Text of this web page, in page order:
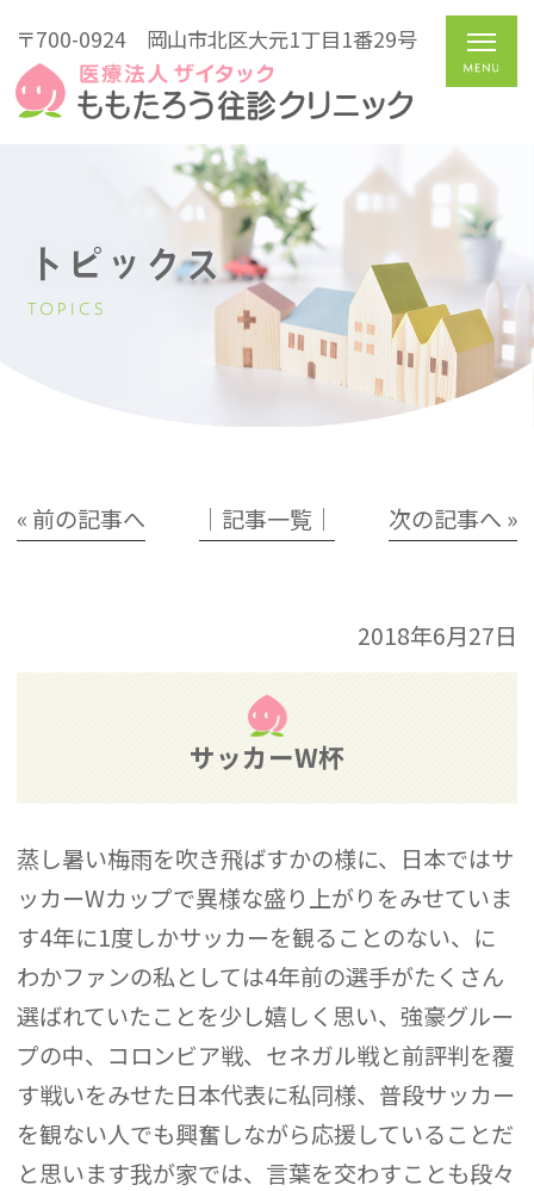
〒700-0924 岡山市北区大元1丁目1番29号
トピックス
TOPICS
« 前の記事へ │記事一覧│ 次の記事へ »
2018年6月27日
サッカーW杯
蒸し暑い梅雨を吹き飛ばすかの様に、日本ではサ
ッカーWカップで異様な盛り上がりをみせていま
す4年に1度しかサッカーを観ることのない、に
わかファンの私としては4年前の選手がたくさん
選ばれていたことを少し嬉しく思い、強豪グルー
プの中、コロンビア戦、セネガル戦と前評判を覆
す戦いをみせた日本代表に私同様、普段サッカー
を観ない人でも興奮しながら応援していることだ
と思います我が家では、言葉を交わすことも段々